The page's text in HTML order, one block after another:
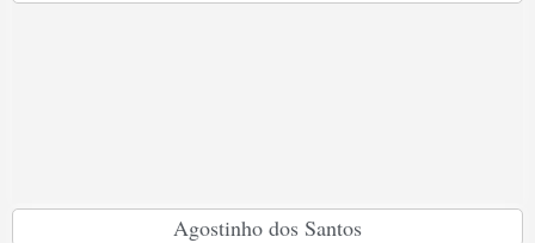
Agostinho dos Santos